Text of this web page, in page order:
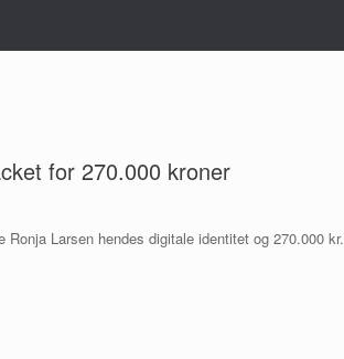
for 270.000 kroner
Larsen hendes digitale identitet og 270.000 kr.